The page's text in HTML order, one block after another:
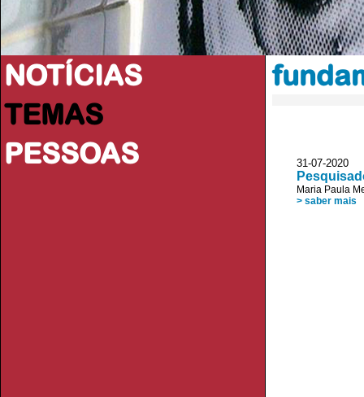
NOTÍCIAS
TEMAS
PESSOAS
31-07-2020
Maria Paula
> saber mais